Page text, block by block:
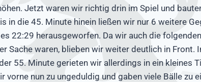
Jetzt waren wir richtig drin im Spiel und
in die 45. Minute hinein ließen wir nur 6 weitere
22:29 herausgeworfen. Da wir auch die
Sache waren, blieben wir weiter deutlich in Front.
55. Minute gerieten wir allerdings in ein kleines
vorne nun zu ungeduldig und gaben viele Bälle zu